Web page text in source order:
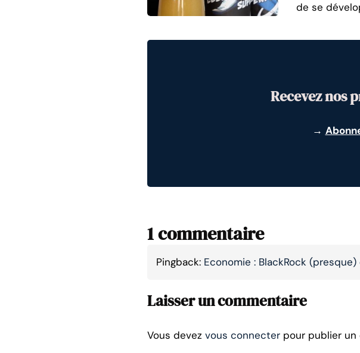
de se
Recevez nos
→
1 commentaire
Pingback: Economie : BlackRock
Laisser un commentaire
Vous devez vous connecter pour publier un